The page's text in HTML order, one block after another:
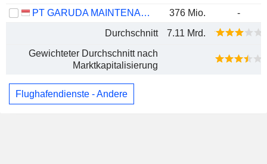
PT GARUDA MAINTENANCE FACILITY AERO ASIA TBK
376 Mio.
-
Durchschnitt
7.11 Mrd.
Gewichteter Durchschnitt nach
Marktkapitalisierung
Flughafendienste - Andere